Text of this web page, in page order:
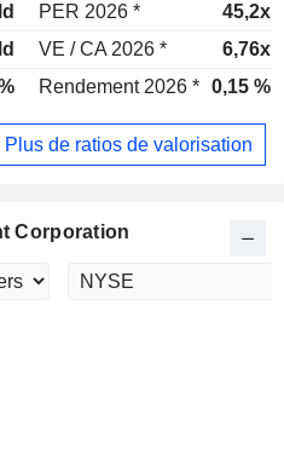
PER 2026 *
45,2x
VE / CA 2026 *
6,76x
Rendement 2026 * 0,15 %
Plus de ratios de valorisation
Corporation